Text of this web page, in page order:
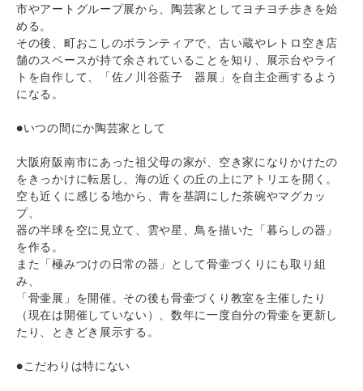
市やアートグループ展から、陶芸家としてヨチヨチ歩きを始
める。
その後、町おこしのボランティアで、古い蔵やレトロ空き店
舗のスペースが持て余されていることを知り、展示台やライ
トを自作して、「佐ノ川谷藍子 器展」を自主企画するよう
になる。
●いつの間にか陶芸家として
大阪府阪南市にあった祖父母の家が、空き家になりかけたの
をきっかけに転居し、海の近くの丘の上にアトリエを開く。
空も近くに感じる地から、青を基調にした茶碗やマグカッ
プ、
器の半球を空に見立て、雲や星、鳥を描いた「暮らしの器」
を作る。
また「極みつけの日常の器」として骨壷づくりにも取り組
み、
「骨壷展」を開催。その後も骨壷づくり教室を主催したり
（現在は開催していない）、数年に一度自分の骨壷を更新し
たり、ときどき展示する。
●こだわりは特にない